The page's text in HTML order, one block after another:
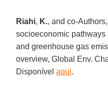
Riahi, K., and co-
socioeconomic pathways
and greenhouse gas
overview, Global Env.
Disponívelaqui.